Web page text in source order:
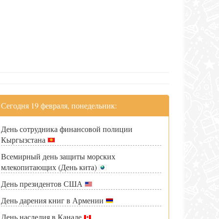
Сегодня 19 февраля, понедельник:
День сотрудника финансовой полиции
Кыргызстана
Всемирный день защиты морских
млекопитающих (День кита)
День президентов США
День дарения книг в Армении
День наследия в Канаде